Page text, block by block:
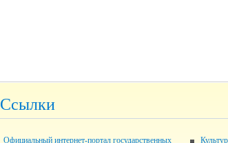
Ссылки
Официальный интернет-портал государственных